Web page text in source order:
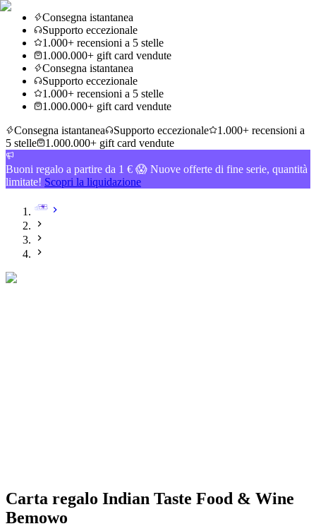
Consegna istantanea
Supporto eccezionale
1.000+ recensioni a 5 stelle
1.000.000+ gift card vendute
Consegna istantanea
Supporto eccezionale
1.000+ recensioni a 5 stelle
1.000.000+ gift card vendute
Consegna istantanea
Supporto eccezionale
1.000+ recensioni a
5 stelle
1.000.000+ gift card vendute
Buoni regalo a partire da 1 € 😱 Nuove offerte di fine serie, quantità
limitate! Scopri la liquidazione
Carta regalo Indian Taste Food & Wine
Bemowo